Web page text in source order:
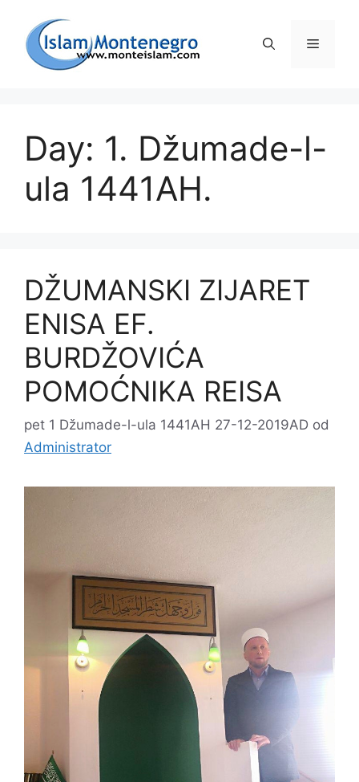
sadržaj
Day: 1. Džumade-l-
ula 1441AH.
DŽUMANSKI ZIJARET
ENISA EF.
BURDŽOVIĆA
POMOĆNIKA REISA
pet 1 Džumade-l-ula 1441AH 27-12-2019AD od
Administrator